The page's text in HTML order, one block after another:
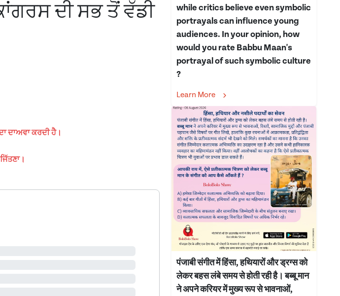
ਦੀ ਸਭ ਤੋਂ ਵੱਡੀ
ਦਾਅਵਾ ਕਰਦੀ ਹੈ।
while critics believe even symbolic
portrayals can influence young
audiences. In your opinion, how
would you rate Babbu Maan's
portrayal of such symbolic culture
?
Learn More
पंजाबी संगीत में हिंसा, हथियारों और ड्रग्स को
लेकर बहस लंबे समय से होती रही है। बब्बू मान
ने अपने करियर में मुख्य रूप से भावनाओं,